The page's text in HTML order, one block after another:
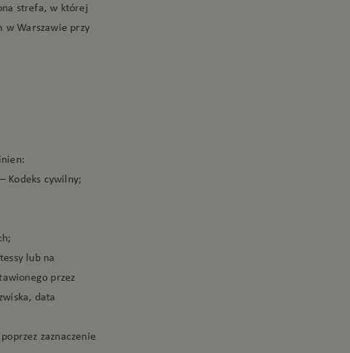
strefa, w której
w Warszawie przy
Kodeks cywilny;
lub na
przez
data
zaznaczenie